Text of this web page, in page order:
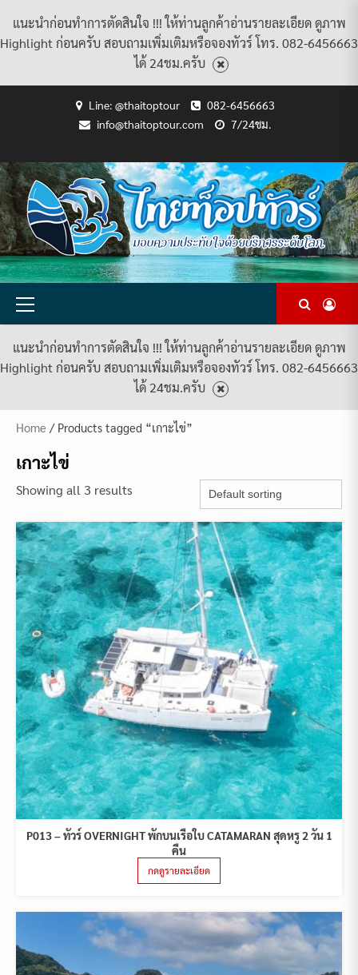
แนะนำก่อนทำการตัดสินใจ !!! ให้ท่านลูกค้าอ่านรายละเอียด ดูภาพ
Highlight ก่อนครับ สอบถามเพิ่มเติมหรือจองทัวร์ โทร. 082-6456663
ได้ 24ชม.ครับ
Line: @thaitoptour
082-6456663
info@thaitoptour.com
7/24ชม.
USACCOUNT
POLICY
AND
CONDITIONS
แพ็คเกจ
ทัวร์
ทั้งหมด
ต้อนรับ
สู่
ไทย
ท็อป
ทัวร์
กับ
เรา
ทัวร์
ทั้งหมด
Primary
แนะนำก่อนทำการตัดสินใจ !!! ให้ท่านลูกค้าอ่านรายละเอียด ดูภาพ
Highlight ก่อนครับ สอบถามเพิ่มเติมหรือจองทัวร์ โทร. 082-6456663
ได้ 24ชม.ครับ
Home / Products tagged “เกาะไข่”
เกาะไข่
Showing all 3 results
P013 – ทัวร์ OVERNIGHT พักบนเรือใบ CATAMARAN สุดหรู 2 วัน 1
คืน
กดดูรายละเอียด